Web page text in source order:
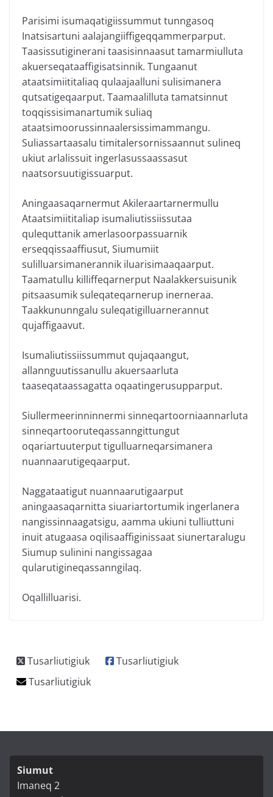
Parisimi isumaqatigiissummut tunngasoq
Inatsisartuni aalajangiiffigeqqammerparput.
Taasissutiginerani taasisinnaasut tamarmiulluta
akuerseqataaffigisatsinnik. Tungaanut
ataatsimiititaliaq qulaajaalluni sulisimanera
qutsatigeqaarput. Taamaalilluta tamatsinnut
toqqissisimanartumik suliaq
ataatsimoorussinnaalersissimammangu.
Suliassartaasalu timitalersornissaannut sulineq
ukiut arlalissuit ingerlasussaassasut
naatsorsuutigissuarput.
Aningaasaqarnermut Akileraartarnermullu
Ataatsimiititaliap isumaliutissiissutaa
qulequttanik amerlasoorpassuarnik
erseqqissaaffiusut, Siumumiit
sulilluarsimanerannik iluarisimaaqaarput.
Taamatullu killiffeqarnerput Naalakkersuisunik
pitsaasumik suleqateqarnerup inerneraa.
Taakkununngalu suleqatigilluarnerannut
qujaffigaavut.
Isumaliutissiissummut qujaqaangut,
allannguutissanullu akuersaarluta
taaseqataassagatta oqaatingerusupparput.
Siullermeerinninnermi sinneqartoorniaannarluta
sinneqartooruteqassanngittungut
oqariartuuterput tigulluarneqarsimanera
nuannaarutigeqaarput.
Naggataatigut nuannaarutigaarput
aningaasaqarnitta siuariartortumik ingerlanera
nangissinnaagatsigu, aamma ukiuni tulliuttuni
inuit atugaasa oqilisaaffiginissaat siunertaralugu
Siumup sulinini nangissagaa
qularutigineqassanngilaq.
Oqallilluarisi.
Siumut
Imaneq 2